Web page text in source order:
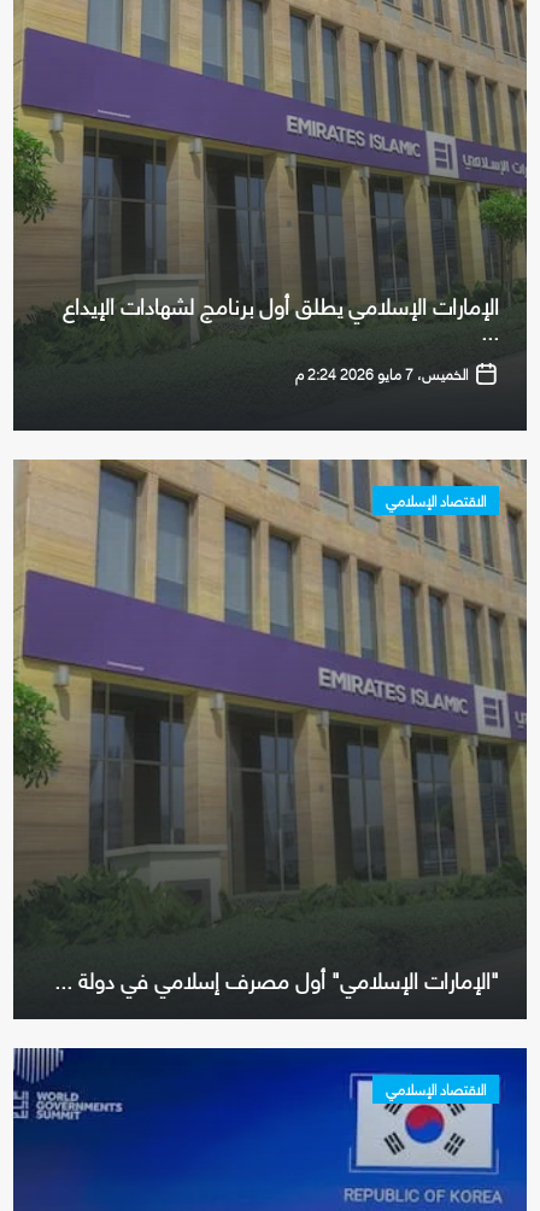
الإمارات الإسلامي يطلق أول برنامج لشهادات الإيداع
...
الخميس، 7 مايو 2026 2:24 م
الاقتصاد الإسلامي
"الإمارات الإسلامي" أول مصرف إسلامي في دولة ...
الاقتصاد الإسلامي